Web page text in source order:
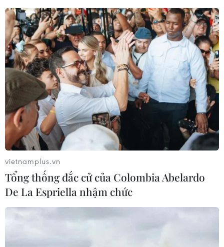
vietnamplus.vn
Tổng thống đắc cử của Colombia Abelardo
De La Espriella nhậm chức